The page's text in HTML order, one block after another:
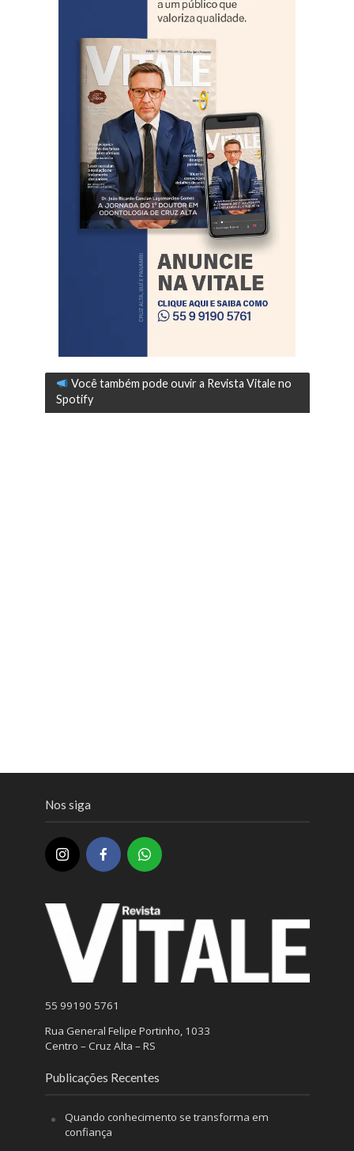
Você também pode ouvir a Revista Vitale no
Spotify
Nos siga
55 99190 5761
Rua General Felipe Portinho, 1033
Centro – Cruz Alta – RS
Publicações Recentes
Quando conhecimento se transforma em
confiança